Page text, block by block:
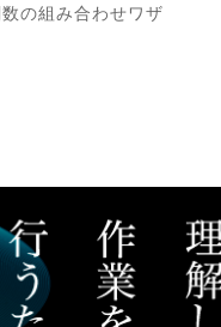
の組み合わせワザ